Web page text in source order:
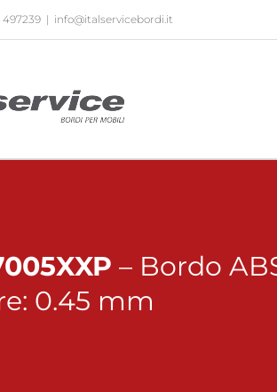
497239 | info@italservicebordi.it
– Bordo
0.45 mm